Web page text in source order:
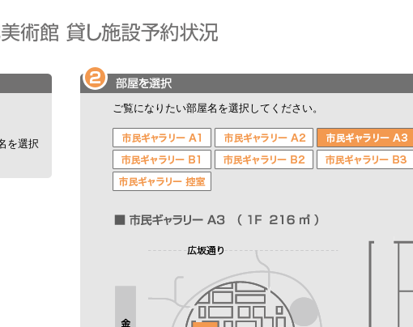
を選択
ご覧になりたい部屋名を選択してください。